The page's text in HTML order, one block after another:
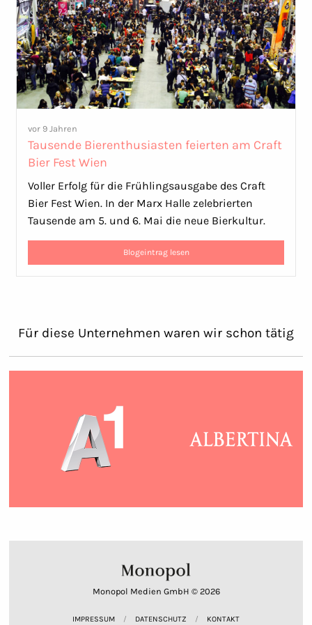
vor 9 Jahren
Tausende Bierenthusiasten feierten am Craft
Bier Fest Wien
Voller Erfolg für die Frühlingsausgabe des Craft
Bier Fest Wien. In der Marx Halle zelebrierten
Tausende am 5. und 6. Mai die neue Bierkultur.
Blogeintrag lesen
Für diese Unternehmen waren wir schon tätig
Monopol Medien GmbH © 2026
IMPRESSUM DATENSCHUTZ KONTAKT